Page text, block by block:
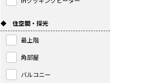
◆ 住空間・採光
最上階
角部屋
バルコニー